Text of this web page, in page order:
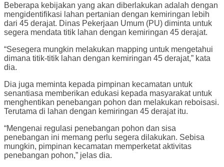
Beberapa kebijakan yang akan diberlakukan adalah dengan
mengidentifikasi lahan pertanian dengan kemiringan lebih
dari 45 derajat. Dinas Pekerjaan Umum (PU) diminta untuk
segera mendata titik lahan dengan kemiringan 45 derajat.
“Sesegera mungkin melakukan mapping untuk mengetahui
dimana titik-titik lahan dengan kemiringan 45 derajat,” kata
dia.
Dia juga meminta kepada pimpinan kecamatan untuk
senantiasa memberikan edukasi kepada masyarakat untuk
menghentikan penebangan pohon dan melakukan reboisasi.
Terutama di lahan dengan kemiringan 45 derajat itu.
“Mengenai regulasi penebangan pohon dan sisa
penebangan ini memang perlu segera dilakukan. Sebisa
mungkin, pimpinan kecamatan memperketat aktivitas
penebangan pohon,” jelas dia.